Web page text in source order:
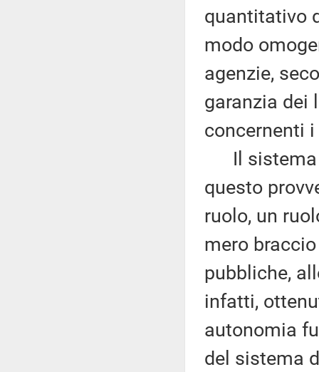
quantitativo
modo
agenzie,
garanzia dei
concernenti
Il sistema
questo
ruolo, un
mero
pubbliche,
infatti,
autonomia
del sistema